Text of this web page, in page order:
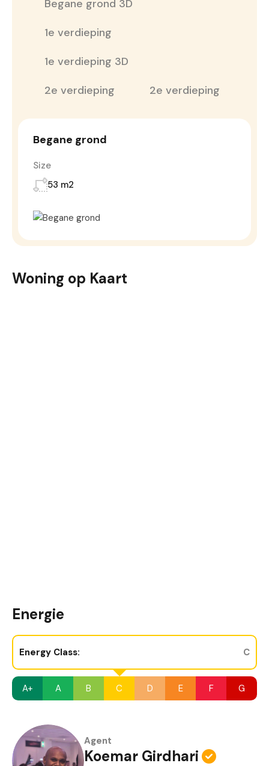
Begane grond 3D
1e verdieping
1e verdieping 3D
2e verdieping
2e verdieping
Begane grond
Size
53 m2
Woning op Kaart
Energie
Energy Class: C
A+ A B C D E F G
Agent
Koemar Girdhari